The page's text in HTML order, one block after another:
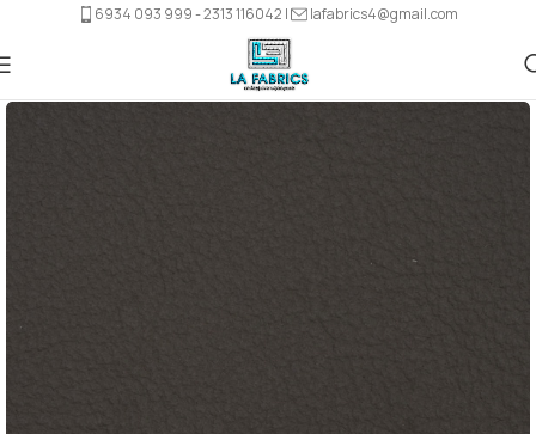
6934 093 999 - 2313 116042 | lafabrics4@gmail.com